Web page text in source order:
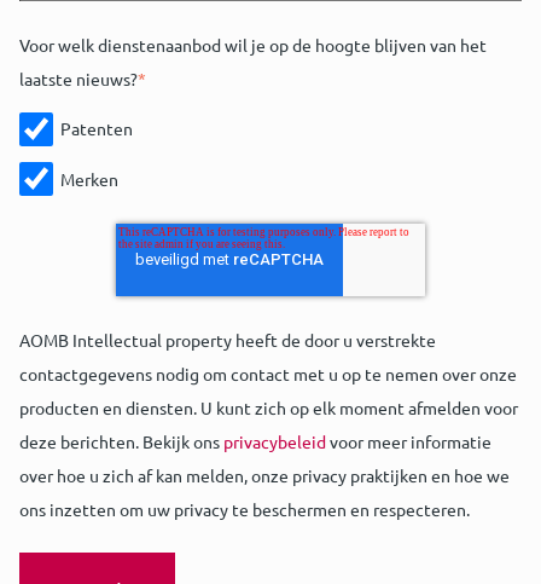
Voor welk dienstenaanbod wil je op de hoogte blijven van het
laatste nieuws?*
Patenten
Merken
AOMB Intellectual property heeft de door u verstrekte
contactgegevens nodig om contact met u op te nemen over onze
producten en diensten. U kunt zich op elk moment afmelden voor
deze berichten. Bekijk ons privacybeleidvoor meer informatie
over hoe u zich af kan melden, onze privacy praktijken en hoe we
ons inzetten om uw privacy te beschermen en respecteren.